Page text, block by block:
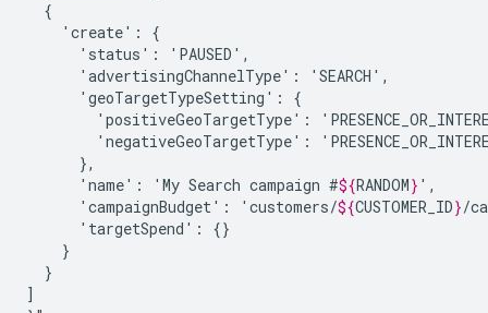
'create':
'status':
'advertisingChannelType':
'geoTargetTypeSetting':
'positiveGeoTargetType':
'negativeGeoTargetType':
'name':
'My Search campaign #${RANDOM}
'campaignBudget':
'customers/${CUSTOMER_ID}/
'targetSpend':
}
]